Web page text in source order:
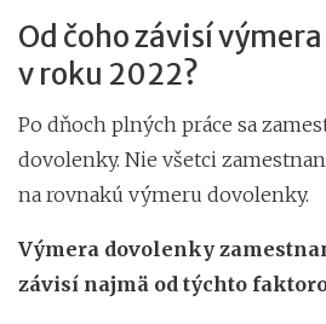
Od čoho závisí
v roku 2022?
Po dňoch plných práce sa
dovolenky. Nie všetci
na rovnakú výmeru dovolenky.
Výmera dovolenky
závisí najmä od týchto